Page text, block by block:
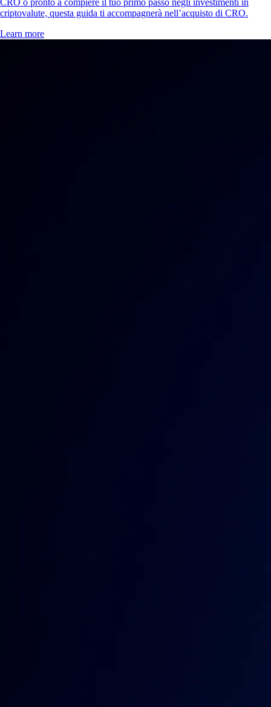
criptovalute, questa guida ti accompagnerà nell’acquisto di CRO.
Learn more